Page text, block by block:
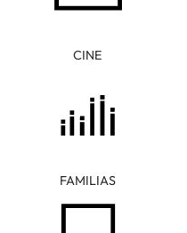
CINE
FAMILIAS